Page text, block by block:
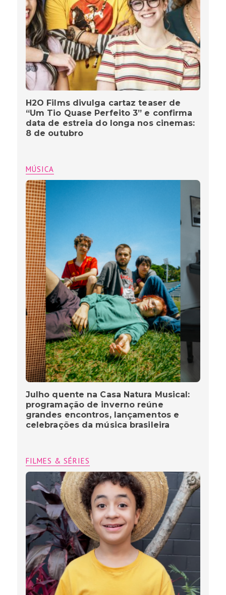
H2O Films divulga cartaz teaser de
“Um Tio Quase Perfeito 3” e confirma
data de estreia do longa nos cinemas:
8 de outubro
MÚSICA
Julho quente na Casa Natura Musical:
programação de inverno reúne
grandes encontros, lançamentos e
celebrações da música brasileira
FILMES & SÉRIES